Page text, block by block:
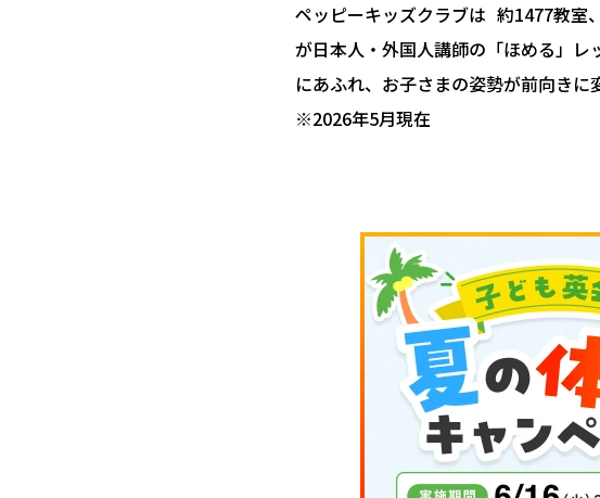
ペッピーキッズクラブは 約1477教室
が日本人・外国人講師の「ほめる」
にあふれ、お子さまの姿勢が前向きに
※2026年5月現在